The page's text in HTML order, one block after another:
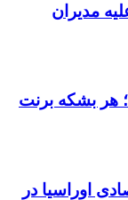
مدیران
امروز ۱۶ مرداد؛ هر بشکه برنت
اوراسیا در